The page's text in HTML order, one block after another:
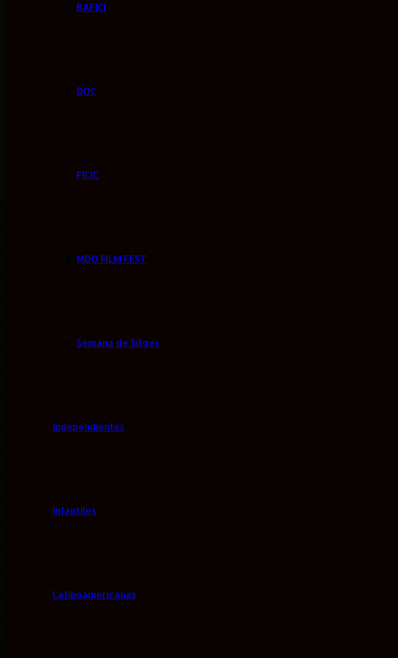
BAFICI
DOC
FICIC
MDQ FILM FEST
Semana de Sitges
Independientes
Infantiles
Latinoamericanas